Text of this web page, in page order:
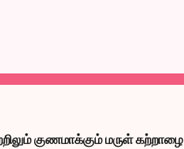
குணமாக்கும் மருள் கற்றாழை